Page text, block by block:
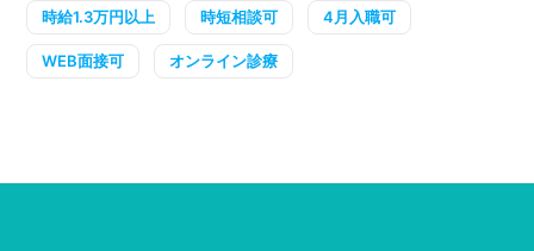
時給1.3万円以上 時短相談可 4月入職可
WEB面接可 オンライン診療